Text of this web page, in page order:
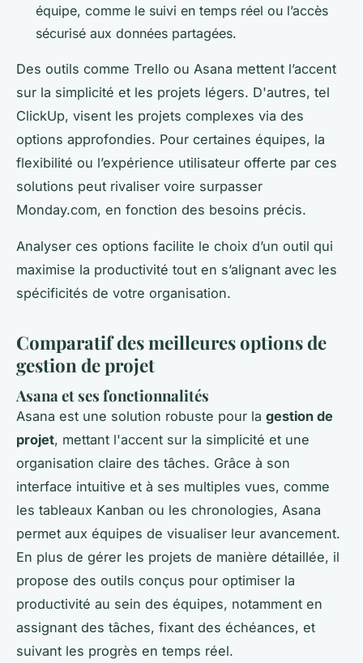
équipe, comme le suivi en temps réel ou l’accès
sécurisé aux données partagées.
Des outils comme Trello ou Asana mettent l’accent
sur la simplicité et les projets légers. D'autres, tel
ClickUp, visent les projets complexes via des
options approfondies. Pour certaines équipes, la
flexibilité ou l’expérience utilisateur offerte par ces
solutions peut rivaliser voire surpasser
Monday.com, en fonction des besoins précis.
Analyser ces options facilite le choix d’un outil qui
maximise la productivité tout en s’alignant avec les
spécificités de votre organisation.
Comparatif des meilleures options de
gestion de projet
Asana et ses fonctionnalités
Asana est une solution robuste pour la gestion de
projet, mettant l'accent sur la simplicité et une
organisation claire des tâches. Grâce à son
interface intuitive et à ses multiples vues, comme
les tableaux Kanban ou les chronologies, Asana
permet aux équipes de visualiser leur avancement.
En plus de gérer les projets de manière détaillée, il
propose des outils conçus pour optimiser la
productivité au sein des équipes, notamment en
assignant des tâches, fixant des échéances, et
suivant les progrès en temps réel.